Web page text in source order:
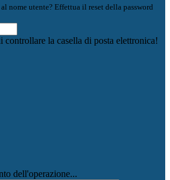
nome utente? Effettua il reset della password
controllare la casella di posta elettronica!
dell'operazione...